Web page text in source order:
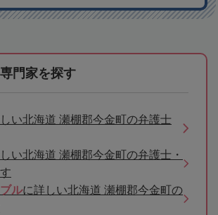
門家を探す
い北海道 瀬棚郡今金町の弁護士
い北海道 瀬棚郡今金町の弁護士・
ルに詳しい北海道 瀬棚郡今金町の